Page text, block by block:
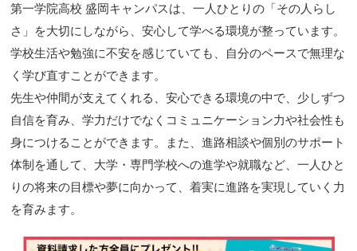
第一学院高校 盛岡キャンパスは、一人ひとりの「その人らし
さ」を大切にしながら、安心して学べる環境が整っています。
学校生活や勉強に不安を感じていても、自分のペースで無理な
く学び直すことができます。
先生や仲間が支えてくれる、安心できる環境の中で、少しずつ
自信を育み、学力だけでなくコミュニケーション力や社会性も
身につけることができます。また、進路相談や個別のサポート
体制を通して、大学・専門学校への進学や就職など、一人ひと
りの将来の目標や夢に向かって、着実に進路を実現していく力
を育みます。